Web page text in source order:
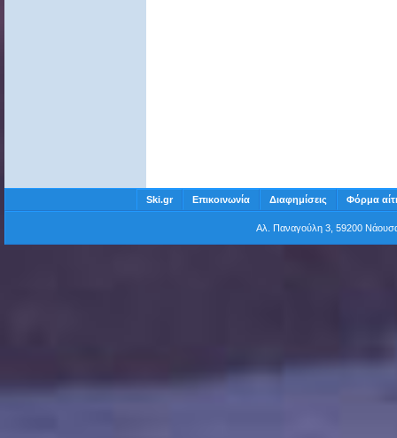
Ski.gr Επικοινωνία Διαφημίσεις Φόρμα
Αλ. Παναγούλη 3, 59200